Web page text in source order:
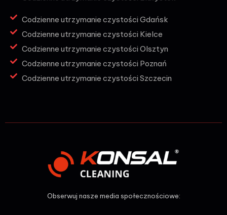
Codzienne utrzymanie czystości Gdańsk
Codzienne utrzymanie czystości Kielce
Codzienne utrzymanie czystości Olsztyn
Codzienne utrzymanie czystości Poznań
Codzienne utrzymanie czystości Szczecin
Obserwuj nasze media społecznościowe: